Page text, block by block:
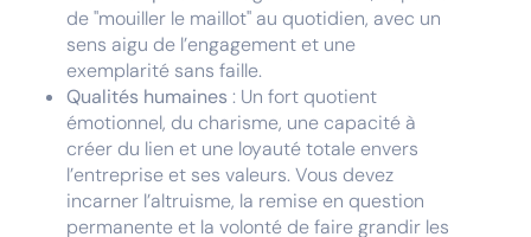
de "mouiller le maillot" au quotidien, avec un
sens aigu de l’engagement et une
exemplarité sans faille.
Qualités humaines : Un fort quotient
émotionnel, du charisme, une capacité à
créer du lien et une loyauté totale envers
l’entreprise et ses valeurs. Vous devez
incarner l’altruisme, la remise en question
permanente et la volonté de faire grandir les